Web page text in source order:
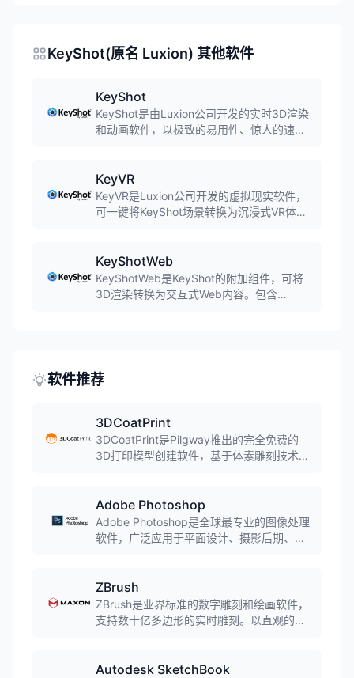
KeyShot(原名 Luxion) 其他软件
KeyShot
KeyShot是由Luxion公司开发的实时3D渲染
和动画软件，以极致的易用性、惊人的速度
可生成照片级逼真图像。广泛应用于工业设
计、产品设计、包装设计等领域，是设计师
和工程师的首选渲染工具。
KeyVR
KeyVR是Luxion公司开发的虚拟现实软件，
可一键将KeyShot场景转换为沉浸式VR体
型，支持多用户协作、模型集切换、材质和
环境变化，帮助团队更快做出设计决策。
KeyShotWeb
KeyShotWeb是KeyShot的附加组件，可将
3D渲染转换为交互式Web内容。包含
售演示和电商展示等场景。
软件推荐
3DCoatPrint
3DCoatPrint是Pilgway推出的完全免费的
3D打印模型创建软件，基于体素雕刻技术，
导出时限制模型最大40K三角形，专为3D打
印优化。
Adobe Photoshop
Adobe Photoshop是全球最专业的图像处理
软件，广泛应用于平面设计、摄影后期、创
等，大幅提升创作效率，是设计师和摄影师
的必备工具。
ZBrush
ZBrush是业界标准的数字雕刻和绘画软件，
支持数十亿多边形的实时雕刻。以直观的画
2022年被Maxon收购。
Autodesk SketchBook